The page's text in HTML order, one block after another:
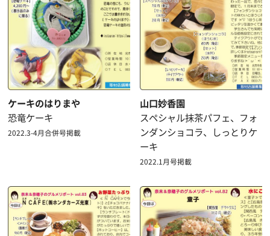
ケーキのはりまや
恐竜ケーキ
2022.3-4月合併号掲載
山口妙香園
スペシャル抹茶パフェ、フォ
ンダンショコラ、しっとりケ
ーキ
2022.1月号掲載